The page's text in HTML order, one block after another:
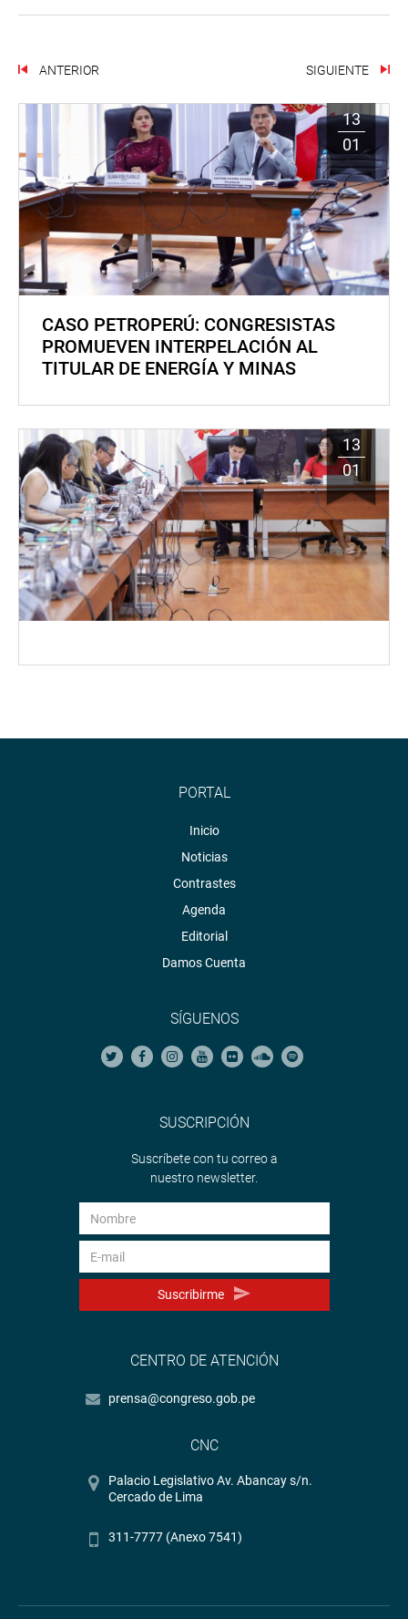
ANTERIOR SIGUIENTE
13
01
CASO PETROPERÚ: CONGRESISTAS
PROMUEVEN INTERPELACIÓN AL
TITULAR DE ENERGÍA Y MINAS
13
01
PORTAL
Inicio
Noticias
Contrastes
Agenda
Editorial
Damos Cuenta
SÍGUENOS
SUSCRIPCIÓN
Suscríbete con tu correo a
nuestro newsletter.
Suscribirme
CENTRO DE ATENCIÓN
prensa@congreso.gob.pe
CNC
Palacio Legislativo Av. Abancay s/n.
Cercado de Lima
311-7777 (Anexo 7541)